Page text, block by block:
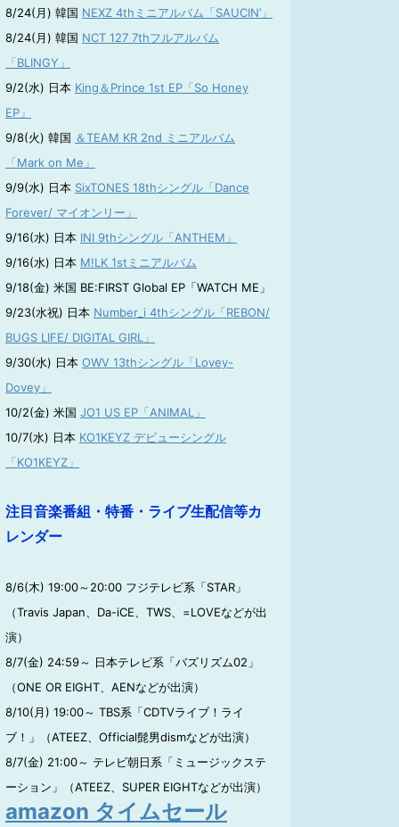
8/24(月) 韓国 NEXZ 4thミニアルバム「SAUCIN’」
8/24(月) 韓国 NCT 127 7thフルアルバム
「BLINGY」
9/2(水) 日本 King＆Prince 1st EP「So Honey
EP」
9/8(火) 韓国 ＆TEAM KR 2nd ミニアルバム
「Mark on Me」
9/9(水) 日本 SixTONES 18thシングル「Dance
Forever/ マイオンリー」
9/16(水) 日本 INI 9thシングル「ANTHEM」
9/16(水) 日本 M!LK 1stミニアルバム
9/18(金) 米国 BE:FIRST Global EP「WATCH ME」
9/23(水祝) 日本 Number_i 4thシングル「REBON/
BUGS LIFE/ DIGITAL GIRL」
9/30(水) 日本 OWV 13thシングル「Lovey-
Dovey」
10/2(金) 米国 JO1 US EP「ANIMAL」
10/7(水) 日本 KO1KEYZ デビューシングル
「KO1KEYZ」
注目音楽番組・特番・ライブ生配信等カ
レンダー
8/6(木) 19:00～20:00 フジテレビ系「STAR」
（Travis Japan、Da-iCE、TWS、=LOVEなどが出
演）
8/7(金) 24:59～ 日本テレビ系「バズリズム02」
（ONE OR EIGHT、AENなどが出演）
8/10(月) 19:00～ TBS系「CDTVライブ！ライ
ブ！」（ATEEZ、Official髭男dismなどが出演）
8/7(金) 21:00～ テレビ朝日系「ミュージックステ
ーション」（ATEEZ、SUPER EIGHTなどが出演）
amazon タイムセール